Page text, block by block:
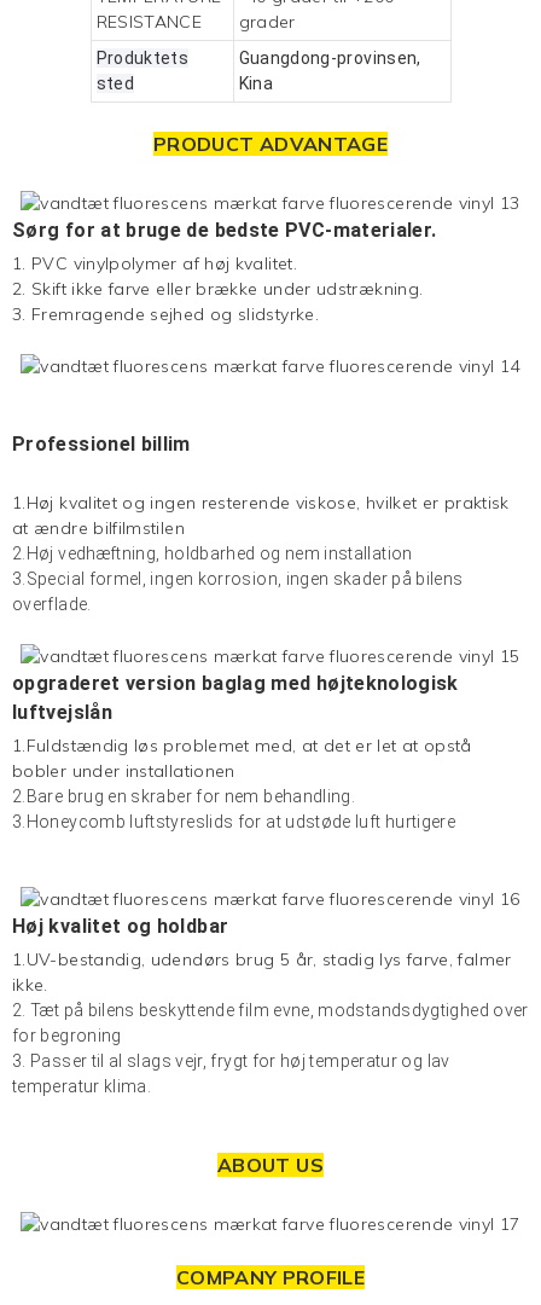
RESISTANCE
grader
Produktets
sted
Guangdong-provinsen,
Kina
PRODUCT ADVANTAGE
Sørg for at bruge de bedste PVC-materialer.
1. PVC vinylpolymer af høj kvalitet.
2. Skift ikke farve eller brække under udstrækning.
3. Fremragende sejhed og slidstyrke.
Professionel billim
1.Høj kvalitet og ingen resterende viskose, hvilket er praktisk
at ændre bilfilmstilen
2.Høj vedhæftning, holdbarhed og nem installation
3.Special formel, ingen korrosion, ingen skader på bilens
overflade.
opgraderet version baglag med højteknologisk
luftvejslån
1.Fuldstændig løs problemet med, at det er let at opstå
bobler under installationen
2.Bare brug en skraber for nem behandling.
3.Honeycomb luftstyreslids for at udstøde luft hurtigere
Høj kvalitet og holdbar
1.UV-bestandig, udendørs brug 5 år, stadig lys farve, falmer
ikke.
2. Tæt på bilens beskyttende film evne, modstandsdygtighed over
for begroning
3. Passer til al slags vejr, frygt for høj temperatur og lav
temperatur klima.
ABOUT US
COMPANY PROFILE